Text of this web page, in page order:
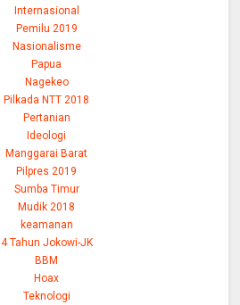
Internasional
Pemilu 2019
Nasionalisme
Papua
Nagekeo
Pilkada NTT 2018
Pertanian
Ideologi
Manggarai Barat
Pilpres 2019
Sumba Timur
Mudik 2018
keamanan
4 Tahun Jokowi-JK
BBM
Hoax
Teknologi